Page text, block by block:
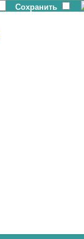
Сохранить